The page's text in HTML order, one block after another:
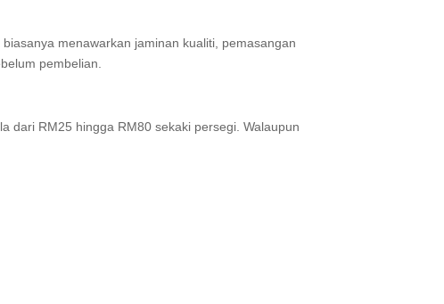
menawarkan jaminan kualiti, pemasangan
pembelian.
dari RM25 hingga RM80 sekaki persegi. Walaupun